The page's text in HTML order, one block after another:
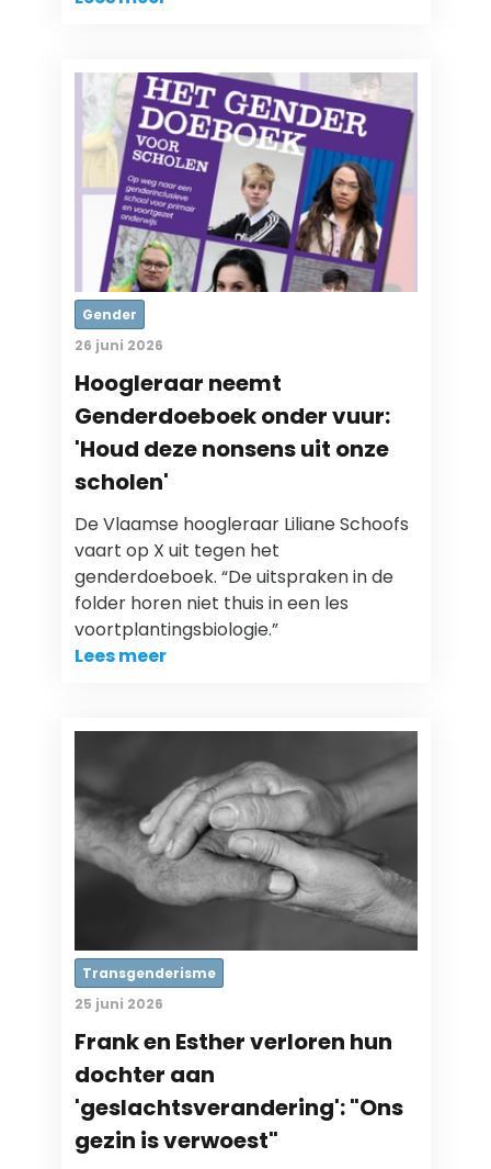
Gender
26 juni 2026
Hoogleraar neemt
Genderdoeboek onder vuur:
'Houd deze nonsens uit onze
scholen'
De Vlaamse hoogleraar Liliane Schoofs
vaart op X uit tegen het
genderdoeboek. “De uitspraken in de
folder horen niet thuis in een les
voortplantingsbiologie.”
Lees meer
Transgenderisme
25 juni 2026
Frank en Esther verloren hun
dochter aan
'geslachtsverandering': "Ons
gezin is verwoest"